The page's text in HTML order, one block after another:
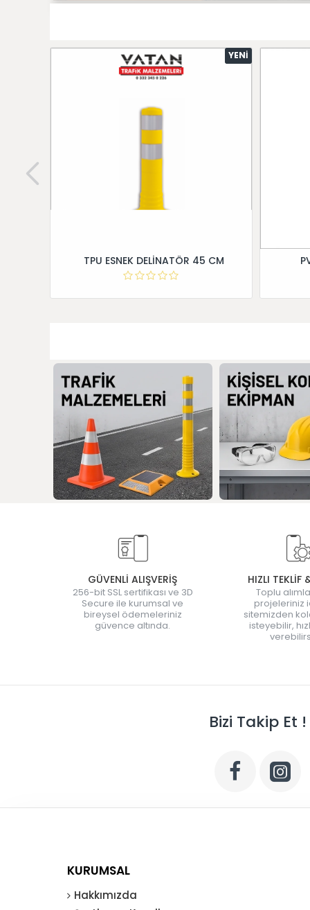
YENI
TPU ESNEK DELİNATÖR 45 CM
GÜVENLİ ALIŞVERİŞ
256-bit SSL sertifikası ve 3D
Secure ile kurumsal ve
bireysel ödemeleriniz
güvence altında.
HIZLI TEKLİF
Toplu
projeleriniz
sitemizden
isteyebilir,
Bizi Takip Et !
KURUMSAL
Hakkımızda